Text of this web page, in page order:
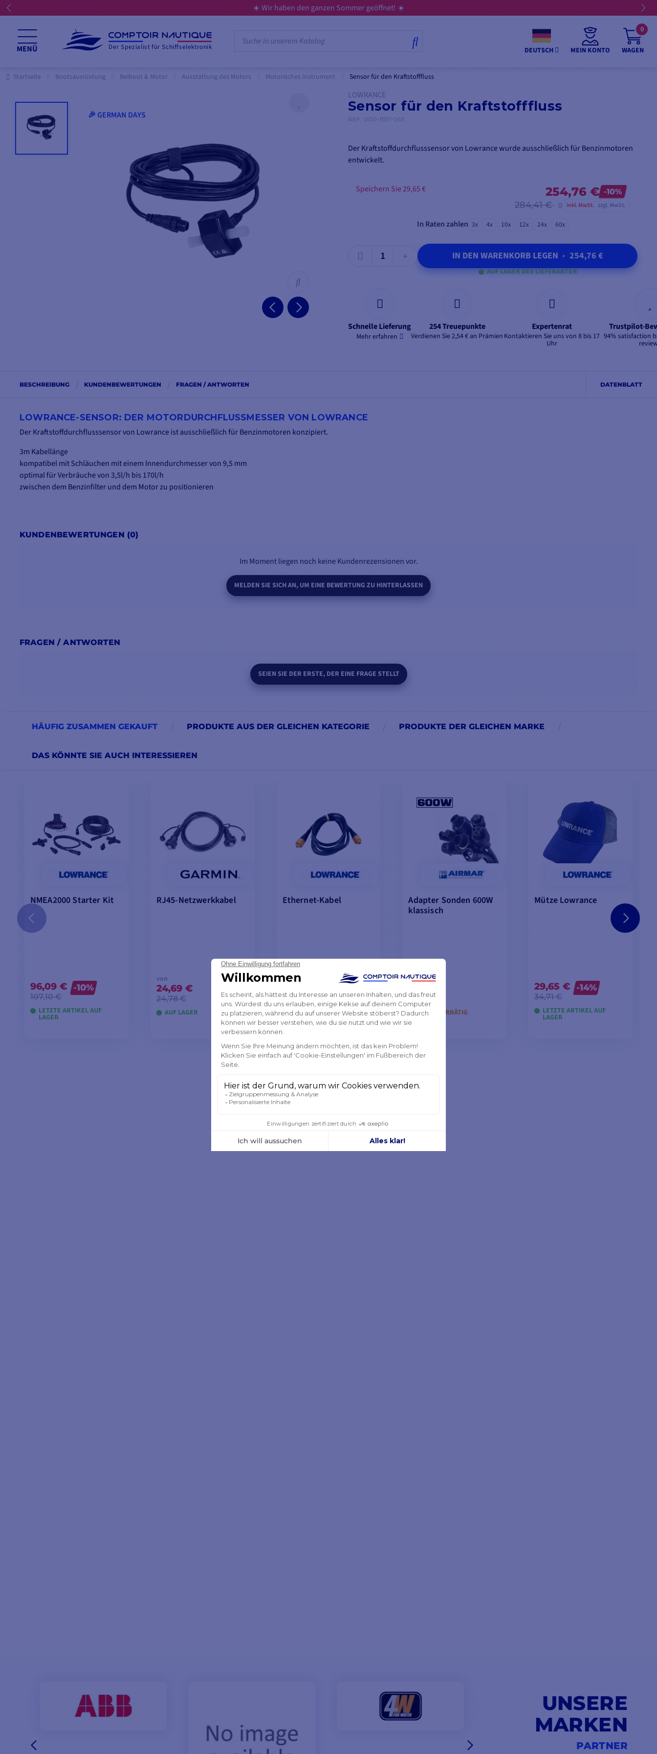
☀️ Wir haben den ganzen Sommer geöffnet! ☀️
MENÜ Der Spezialist für Schiffselektronik DEUTSCH MEIN KONTO WAGEN
0
Startseite Bootsausrüstung Beiboot & Motor Ausstattung des Motors Motorisches Instrument Sensor für den Kraftstofffluss
🎉 GERMAN DAYS
LOWRANCE
Sensor für den Kraftstofffluss
REF. 000-11517-001
Der Kraftstoffdurchflusssensor von Lowrance wurde ausschließlich für Benzinmotoren
entwickelt.
254,76 € -10%
284,41 € inkl. MwSt. zzgl. MwSt.
Speichern Sie 29,65 €
In Raten zahlen 3x 4x 10x 12x 24x 60x
IN DEN WARENKORB LEGEN • 254,76 €
AUF LAGER DES LIEFERANTEN
Schnelle Lieferung
Mehr erfahren
254 Treuepunkte
Verdienen Sie 2,54 € an Prämien
Expertenrat
Kontaktieren Sie uns von 8 bis 17
Uhr
Trustpilot-
94% satisfaction
DATENBLATT
BESCHREIBUNG KUNDENBEWERTUNGEN FRAGEN / ANTWORTEN
LOWRANCE-SENSOR: DER MOTORDURCHFLUSSMESSER VON LOWRANCE
Der Kraftstoffdurchflusssensor von Lowrance ist ausschließlich für Benzinmotoren konzipiert.
3m Kabellänge
kompatibel mit Schläuchen mit einem Innendurchmesser von 9,5 mm
optimal für Verbräuche von 3,5l/h bis 170l/h
zwischen dem Benzinfilter und dem Motor zu positionieren
KUNDENBEWERTUNGEN (0)
Im Moment liegen noch keine Kundenrezensionen vor.
MELDEN SIE SICH AN, UM EINE BEWERTUNG ZU HINTERLASSEN
FRAGEN / ANTWORTEN
SEIEN SIE DER ERSTE, DER EINE FRAGE STELLT
HÄUFIG ZUSAMMEN GEKAUFT PRODUKTE AUS DER GLEICHEN KATEGORIE PRODUKTE DER GLEICHEN MARKE
DAS KÖNNTE SIE AUCH INTERESSIEREN
NMEA2000 Starter Kit
96,09 €
107,10 €
-10%
LETZTE ARTIKEL AUF
LAGER
RJ45-Netzwerkkabel
von
24,69 €
24,78 €
AUF LAGER
MODELLE ANSEHEN
Ethernet-Kabel
von
29,75 €
LETZTE ARTIKEL AUF
LAGER
MODELLE ANSEHEN
Adapter Sonden 600W
klassisch
von
82,11 €
NICHT VORRÄTIG
MODELLE ANSEHEN
Mütze Lowrance
29,65 €
34,71 €
-14%
LETZTE ARTIKEL AUF
LAGER
UNSERE
MARKEN
PARTNER